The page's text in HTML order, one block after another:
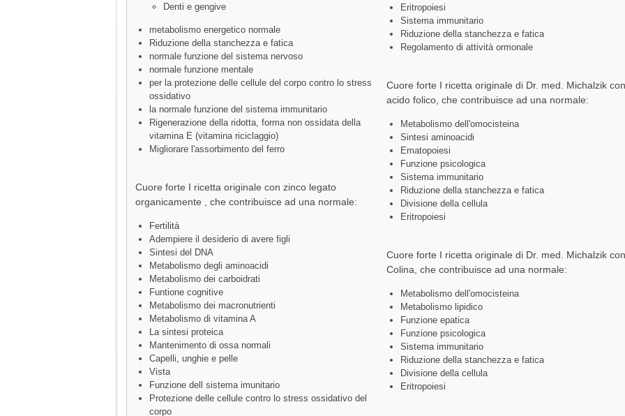
Denti e gengive
metabolismo energetico normale
Riduzione della stanchezza e fatica
normale funzione del sistema nervoso
normale funzione mentale
per la protezione delle cellule del corpo contro lo stress
ossidativo
la normale funzione del sistema immunitario
Rigenerazione della ridotta, forma non ossidata della
vitamina E (vitamina riciclaggio)
Migliorare l'assorbimento del ferro
Cuore forte I ricetta originale con zinco legato
organicamente , che contribuisce ad una normale:
Fertilità
Adempiere il desiderio di avere figli
Sintesi del DNA
Metabolismo degli aminoacidi
Metabolismo dei carboidrati
Funtione cognitive
Metabolismo dei macronutrienti
Metabolismo di vitamina A
La sintesi proteica
Mantenimento di ossa normali
Capelli, unghie e pelle
Vista
Funzione dell sistema imunitario
Protezione delle cellule contro lo stress ossidativo del
corpo
Eritropoiesi
Sistema immunitario
Riduzione della stanchezza e fatica
Regolamento di attività ormonale
Cuore forte I ricetta originale di Dr. med. Michalzik
acido folico, che contribuisce ad una normale:
Metabolismo dell'omocisteina
Sintesi aminoacidi
Ematopoiesi
Funzione psicologica
Sistema immunitario
Riduzione della stanchezza e fatica
Divisione della cellula
Eritropoiesi
Cuore forte I ricetta originale di Dr. med. Michalzik
Colina, che contribuisce ad una normale:
Metabolismo dell'omocisteina
Metabolismo lipidico
Funzione epatica
Funzione psicologica
Sistema immunitario
Riduzione della stanchezza e fatica
Divisione della cellula
Eritropoiesi